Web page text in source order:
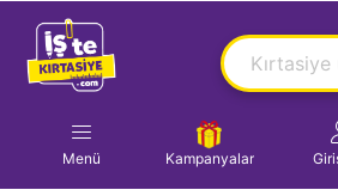
Menü Kampanyalar